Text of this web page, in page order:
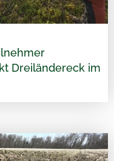
Dreiländereck im